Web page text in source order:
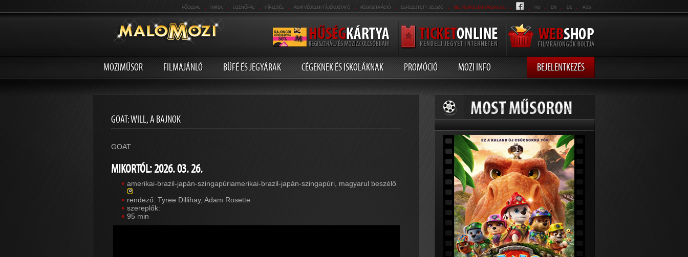
FŐOLDAL . HIREK . ÜZENŐFAL . HÍRLEVÉL . ADATVÉDELMI TÁJÉKOZTATÓ . REGISZTRÁCIÓ . ELFELEJTETT JELSZÓ . METROPOLITANOPERA.HU . . HU . EN . DE . RSS
MOZIMŰSOR FILMAJÁNLÓ BÜFÉ ÉS JEGYÁRAK CÉGEKNEK ÉS ISKOLÁKNAK PROMÓCIÓ MOZI INFO BEJELENTKEZÉS
GOAT: WILL, A BAJNOK
GOAT
MIKORTÓL: 2026. 03. 26.
amerikai-brazil-japán-szingapúriamerikai-brazil-japán-szingapúri, magyarul beszélő
rendező: Tyree Dillihay, Adam Rosette
szereplők:
95 min